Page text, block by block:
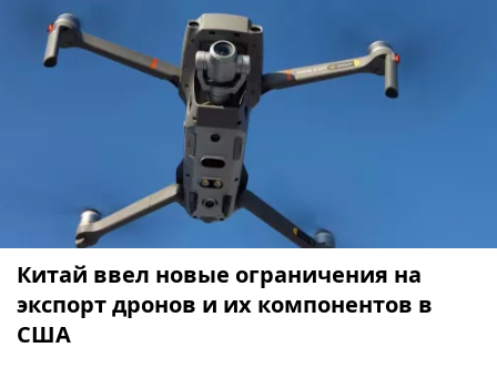
Китай ввел новые ограничения на
экспорт дронов и их компонентов в
США